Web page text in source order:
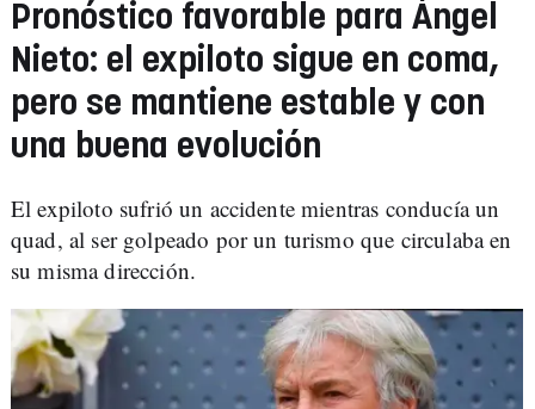
Pronóstico favorable para Ángel
Nieto: el expiloto sigue en coma,
pero se mantiene estable y con
una buena evolución
El expiloto sufrió un accidente mientras conducía un
quad, al ser golpeado por un turismo que circulaba en
su misma dirección.